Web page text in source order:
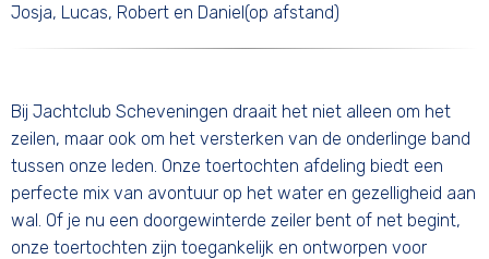
Josja, Lucas, Robert en Daniel(op afstand)
Bij Jachtclub Scheveningen draait het niet alleen om het
zeilen, maar ook om het versterken van de onderlinge band
tussen onze leden. Onze toertochten afdeling biedt een
perfecte mix van avontuur op het water en gezelligheid aan
wal. Of je nu een doorgewinterde zeiler bent of net begint,
onze toertochten zijn toegankelijk en ontworpen voor